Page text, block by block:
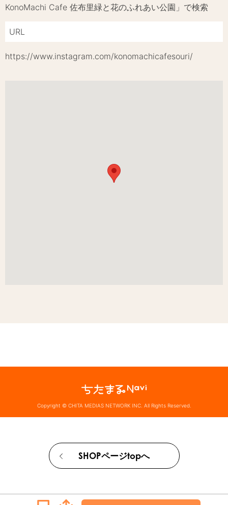
KonoMachi Cafe 佐布里緑と花のふれあい公園」で検索
URL
https://www.instagram.com/konomachicafesouri/
Copyright © CHITA MEDIAS NETWORK INC. All Rights Reserved.
SHOPページtopへ